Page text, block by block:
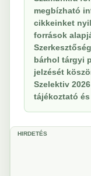
megbízható
cikkeinket
források
bárhol tárgyi
jelzését
Szelektiv
tájékoztató
HIRDETÉS